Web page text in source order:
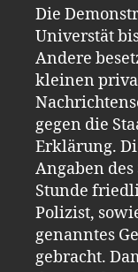
Die
Universtät
Andere
kleinen
gegen die
Erklärung.
Angaben
Stunde
Polizist,
genanntes
gebracht.